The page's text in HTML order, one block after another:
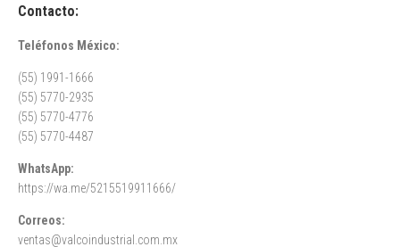
Contacto:
Teléfonos México:
(55) 1991-1666
(55) 5770-2935
(55) 5770-4776
(55) 5770-4487
WhatsApp:
https://wa.me/5215519911666/
Correos:
ventas@valcoindustrial.com.mx